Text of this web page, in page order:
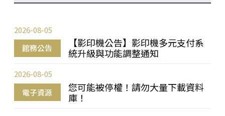
館務公告
【影印機公告】影印機多元支付系
統升級與功能調整通知
2026-08-05
電子資源
您可能被停權！請勿大量下載資料
庫！
2026-08-05